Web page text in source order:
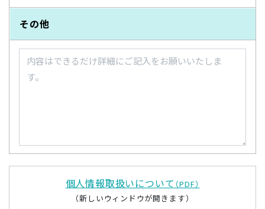
その他
個人情報取扱いについて （PDF）
（新しいウィンドウが開きます）